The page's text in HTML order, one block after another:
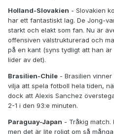
Holland-Slovakien - Slovakien
har ett fantastiskt lag. De Jong-
starkt och elakt som fan. Nu är
offensiven välstrukturerad och
på en kant (syns tydligt att han
lider av det).
Brasilien-Chile - Brasilien
vilja att spela fotboll hela tiden,
dock att Alexis Sanchez
2-1 i den 93:e minuten.
Paraguay-Japan - Tråkig match.
men det är lite roligt om så